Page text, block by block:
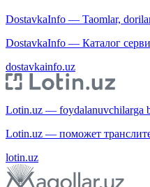
DostavkaInfo — Taomlar,
DostavkaInfo — Каталог
dostavkainfo.uz
Lotin.uz — foydalanuvchilarga
Lotin.uz — поможет
lotin.uz